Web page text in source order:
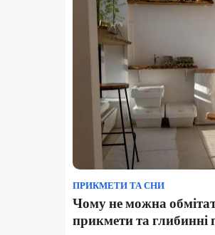
ПРИКМЕТИ ТА СНИ
Чому не можна
прикмети та